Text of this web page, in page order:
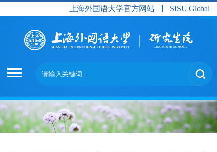
上海外国语大学官方网站 SISU Global